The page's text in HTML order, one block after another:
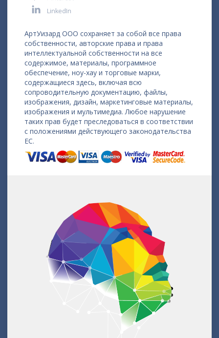
LinkedIn
АртУизард ООО сохраняет за собой все права
собственности, авторские права и права
интеллектуальной собственности на все
содержимое, материалы, программное
обеспечение, ноу-хау и торговые марки,
содержащиеся здесь, включая всю
сопроводительную документацию, файлы,
изображения, дизайн, маркетинговые материалы,
изображения и мультимедиа. Любое нарушение
таких прав будет преследоваться в соответствии
с положениями действующего законодательства
ЕС.